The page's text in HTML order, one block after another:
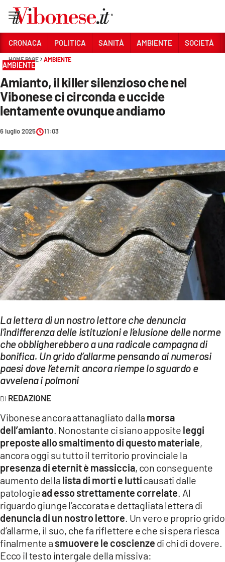
Sezioni
CRONACA
POLITICA
SOCIETÀ
CULTURA
ECONOMIA E LAVORO
EVENTI
SPORT
Streaming
LAC TV
LAC NETWORK
LAC ONAIR
LaC
Network
LACPLAY.IT
LACTV.IT
LACONAIR.IT
LACITYMAG.IT
ILREGGINO.IT
COSENZACHANNEL.IT
ILVIBONESE.IT
CATANZAROCHANNEL.IT
CRONACA POLITICA SANITÀ AMBIENTE SOCIETÀ
HOME PAGE AMBIENTE
AMBIENTE
Amianto, il killer silenzioso che nel
Vibonese ci circonda e uccide
lentamente ovunque andiamo
6 luglio 2025 11:03
La lettera di un nostro lettore che denuncia
l’indifferenza delle istituzioni e l’elusione delle norme
che obbligherebbero a una radicale campagna di
bonifica. Un grido d’allarme pensando ai numerosi
paesi dove l’eternit ancora riempe lo sguardo e
avvelena i polmoni
REDAZIONE
Vibonese ancora attanagliato dalla morsa
dell’amianto . Nonostante ci siano apposite leggi
preposte allo smaltimento di questo materiale,
ancora oggi su tutto il territorio provinciale la
presenza di eternit è massiccia, con conseguente
aumento della lista di morti e lutticausati dalle
patologiead esso strettamente correlate . Al
riguardo giunge l’accorata e dettagliata lettera di
denuncia di un nostro lettore . Un vero e proprio grido
d’allarme, il suo, che fa riflettere e che si spera riesca
finalmente a smuovere le coscienze di chi di dovere.
Ecco il testo intergale della missiva: